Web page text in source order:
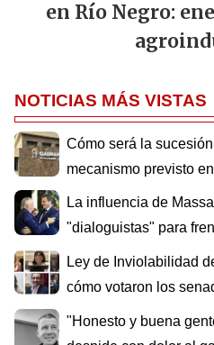
en Río Negro:
NOTICIAS MÁS VISTAS
Cómo será la
mecanismo previsto
La influencia de
"dialoguistas" para
Ley de Inviolabilidad
cómo votaron los
"Honesto y buena